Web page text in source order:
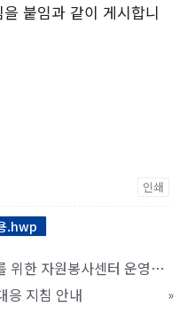
붙임과 같이 게시합니
인쇄
.hwp
[지침]2019년 자원봉사활성화를 위한 자원봉사센터 운영지침
응 지침 안내
»